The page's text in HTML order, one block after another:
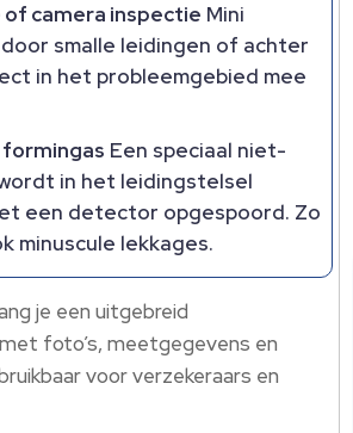
of camera inspectie Mini
door smalle leidingen of achter
in het probleemgebied mee
Een speciaal niet-
in het leidingstelsel
een detector opgespoord.​ Zo
minuscule lekkages.​
je een uitgebreid
foto’s, meetgegevens en
voor verzekeraars en